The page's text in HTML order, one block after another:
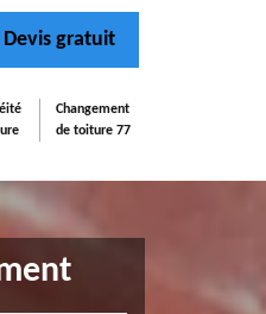
Devis gratuit
Changement
de toiture 77